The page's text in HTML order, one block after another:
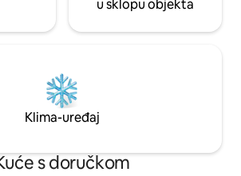
u sklopu objekta
Klima-uređaj
s doručkom